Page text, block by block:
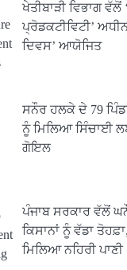
ਖੇਤੀਬਾੜੀ ਵਿਭਾਗ ਵੱਲੋਂ
ਪ੍ਰੋਡਕਟੀਵਿਟੀ’
ਦਿਵਸ’ ਆਯੋਜਿਤ
ਸਨੌਰ ਹਲਕੇ ਦੇ 79
ਨੂੰ ਮਿਲਿਆ ਸਿੰਚਾਈ
ਗੋਇਲ
ਪੰਜਾਬ ਸਰਕਾਰ ਵੱਲੋਂ
ਕਿਸਾਨਾਂ ਨੂੰ ਵੱਡਾ
ਮਿਲਿਆ ਨਹਿਰੀ ਪਾਣੀ